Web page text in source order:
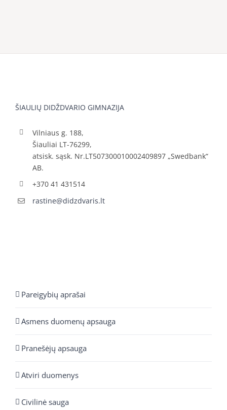
ŠIAULIŲ DIDŽDVARIO GIMNAZIJA
Vilniaus g. 188,
Šiauliai LT-76299,
atsisk. sąsk. Nr.LT507300010002409897 „Swedbank“
AB.
+370 41 431514
rastine@didzdvaris.lt
Pareigybių aprašai
Asmens duomenų apsauga
Pranešėjų apsauga
Atviri duomenys
Civilinė sauga